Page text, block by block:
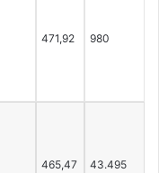
471,92 980
465,47 43.495